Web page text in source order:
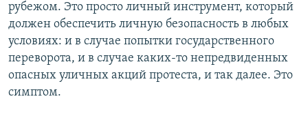
рубежом. Это просто личный инструмент, который
должен обеспечить личную безопасность в любых
условиях: и в случае попытки государственного
переворота, и в случае каких-то непредвиденных
опасных уличных акций протеста, и так далее. Это
симптом.